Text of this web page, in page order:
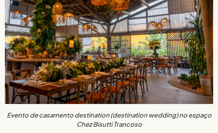
Evento de casamento destination (destination wedding) no espaço
Chez Bisutti Trancoso